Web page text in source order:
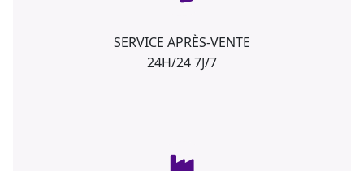
SERVICE APRÈS-VENTE
24H/24 7J/7